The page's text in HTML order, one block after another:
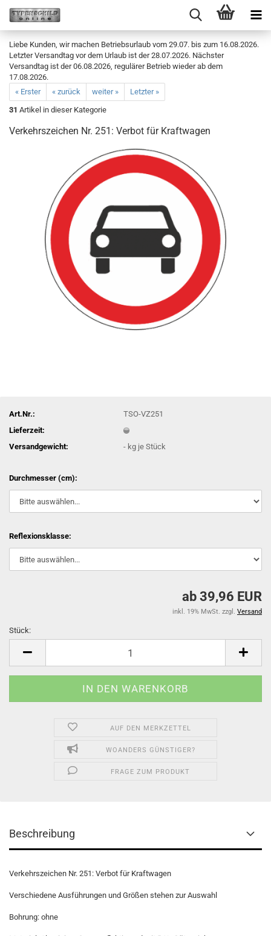
Liebe Kunden, wir machen Betriebsurlaub vom 29.07. bis zum 16.08.2026.
Letzter Versandtag vor dem Urlaub ist der 28.07.2026. Nächster
Versandtag ist der 06.08.2026, regulärer Betrieb wieder ab dem
17.08.2026.
« Erster
« zurück weiter »
Letzter »
31 Artikel in dieser Kategorie
Verkehrszeichen Nr. 251: Verbot für Kraftwagen
Art.Nr.:
TSO-VZ251
Lieferzeit:
Versandgewicht:
- kg je Stück
Durchmesser (cm):
Reflexionsklasse:
ab 39,96 EUR
inkl. 19% MwSt. zzgl. Versand
Stück:
AUF DEN MERKZETTEL
WOANDERS GÜNSTIGER?
FRAGE ZUM PRODUKT
Beschreibung
Verkehrszeichen Nr. 251: Verbot für Kraftwagen
Verschiedene Ausführungen und Größen stehen zur Auswahl
Bohrung: ohne